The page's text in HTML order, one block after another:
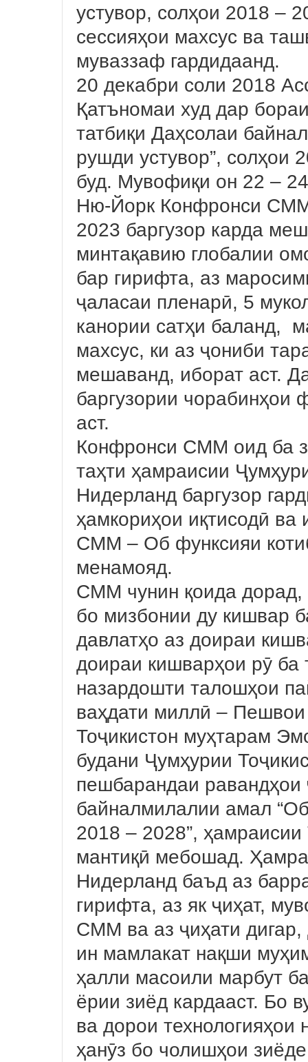
устувор, солҳои 2018 –
сессияҳои махсус ва
муваззаф гардидаанд.
20 декабри соли 2018
Қатъномаи худ дар
татбиқи Даҳсолаи
рушди устувор”, солҳои
буд. Мувофиқи он 22 –
Ню-Йорк Конфронси СММ
2023 баргузор карда
минтақавию глобалии
бар гирифта, аз
ҷаласаи пленарӣ, 5
канории сатҳи баланд,
махсус, ки аз ҷониби
мешаванд, иборат аст.
баргузории чорабинҳои
аст.
Конфронси СММ оид ба
таҳти ҳамраисии
Нидерланд баргузор
ҳамкориҳои иқтисодӣ ва
СММ – Об функсияи
менамояд.
СММ чунин қоида дорад,
бо мизбонии ду кишвар
давлатҳо аз доираи
доираи кишварҳои рӯ ба
назардошти талошҳои
ваҳдати миллӣ –
Тоҷикистон муҳтарам
будани Ҷумҳурии
пешбарандаи
байналмилалии амал
2018 – 2028”,
мантиқӣ мебошад.
Нидерланд баъд аз
гирифта, аз як ҷиҳат,
СММ ва аз ҷиҳати
ин мамлакат нақши
ҳалли масоили марбут
ёрии зиёд кардааст. Бо
ва дорои технологияҳои
ҳанӯз бо чолишҳои